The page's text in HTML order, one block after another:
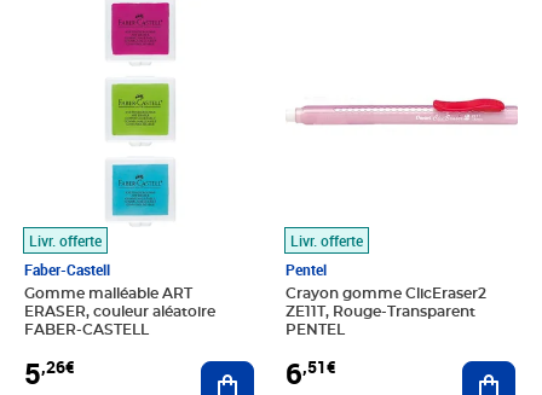
Livr. offerte
Faber-Castell
Gomme malléable ART
ERASER, couleur aléatoire
FABER-CASTELL
5,26€ Ajouter au panier
Livr. offerte
Pentel
Crayon gomme ClicEraser2
ZE11T, Rouge-Transparent
PENTEL
6,51€